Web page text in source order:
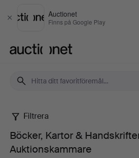
Stäng
Auctionet
Finns på Google Play
Böcker,
Kartor
Filtrera
Böcker, Kartor &
Auktionskammare